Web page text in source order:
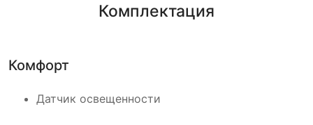
Комплектация
Комфорт
Датчик освещенности